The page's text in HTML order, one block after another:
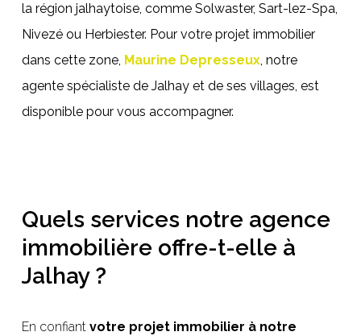
la région jalhaytoise, comme Solwaster, Sart-lez-Spa,
Nivezé ou Herbiester. Pour votre projet immobilier
dans cette zone, Maurine Depresseux, notre
agente spécialiste de Jalhay et de ses villages, est
disponible pour vous accompagner.
Quels services notre agence
immobilière offre-t-elle à
Jalhay ?
En confiant votre projet immobilier à notre